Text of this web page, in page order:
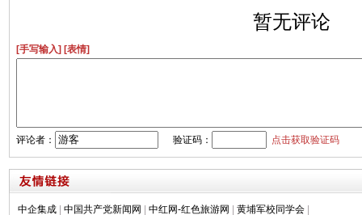
暂无评论
[手写输入] [表情]
评论者： 验证码： 点击获取验证码
中企集成 | 中国共产党新闻网 | 中红网-红色旅游网 | 黄埔军校同学会 |